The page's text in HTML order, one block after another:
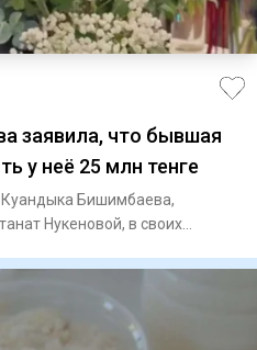
заявила, что бывшая
у неё 25 млн тенге
Куандыка Бишимбаева,
Нукеновой, в своих